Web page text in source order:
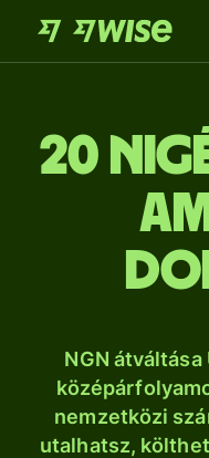
20
NGN átváltása
nemzetközi
utalhatsz,